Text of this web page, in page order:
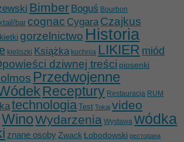
Bimber Boguś Bourbon
bar cognac CygaraCzajkus
gorzelnictwo Historia
kieliszki Książka kuchnia LIKIER miód
dziwnej treści piosenki
Przedwojenne
Receptury Restauracja RUM
technologia Test Tokaj video
WinoWydarzenia Wystawa wódka
znane osoby Zwack Łobodowski ресторана